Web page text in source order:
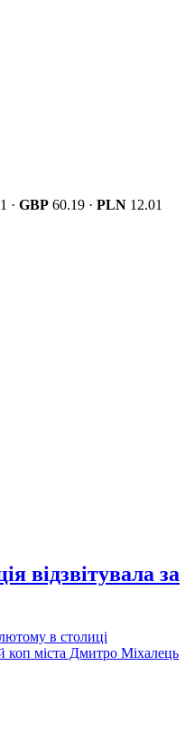
· GBP 60.19 · PLN 12.01
відзвітувала за
в столиці
коп міста Дмитро Міхалець